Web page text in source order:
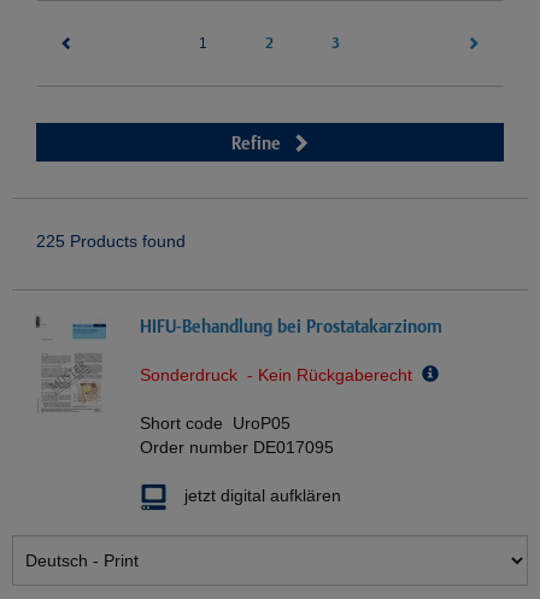
1 2 3
Refine
225 Products found
HIFU-Behandlung bei Prostatakarzinom
Sonderdruck - Kein Rückgaberecht
Short code UroP05
Order number DE017095
jetzt digital aufklären